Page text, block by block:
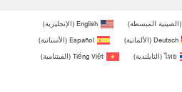
(الصينية المبسطة)
English
(الإنجليزية)
Deutsch
(الألمانية)
Español
(الأسبانية)
ไทย
(التايلندية)
Tiếng Việt
(الفيتنامية)